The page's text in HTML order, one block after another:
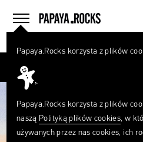
menu
home
Papaya.Rocks korzysta z plików
Papaya.Rocks korzysta z plików
naszą Polityką plików cookies, w
używanych przez nas cookies, ich
Czego
szukasz?